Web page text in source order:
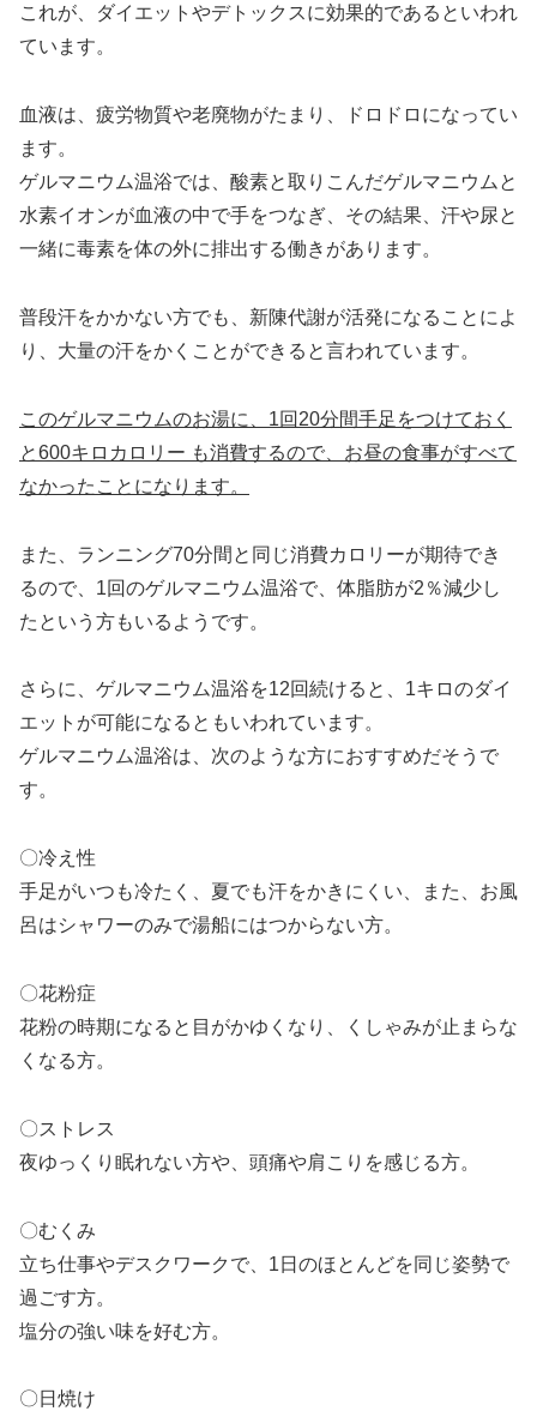
これが、ダイエットやデトックスに効果的であるといわれ
ています。
血液は、疲労物質や老廃物がたまり、ドロドロになってい
ます。
ゲルマニウム温浴では、酸素と取りこんだゲルマニウムと
水素イオンが血液の中で手をつなぎ、その結果、汗や尿と
一緒に毒素を体の外に排出する働きがあります。
普段汗をかかない方でも、新陳代謝が活発になることによ
り、大量の汗をかくことができると言われています。
このゲルマニウムのお湯に、1回20分間手足をつけておく
と600キロカロリー も消費するので、お昼の食事がすべて
なかったことになります。
また、ランニング70分間と同じ消費カロリーが期待でき
るので、1回のゲルマニウム温浴で、体脂肪が2％減少し
たという方もいるようです。
さらに、ゲルマニウム温浴を12回続けると、1キロのダイ
エットが可能になるともいわれています。
ゲルマニウム温浴は、次のような方におすすめだそうで
す。
〇冷え性
手足がいつも冷たく、夏でも汗をかきにくい、また、お風
呂はシャワーのみで湯船にはつからない方。
〇花粉症
花粉の時期になると目がかゆくなり、くしゃみが止まらな
くなる方。
〇ストレス
夜ゆっくり眠れない方や、頭痛や肩こりを感じる方。
〇むくみ
立ち仕事やデスクワークで、1日のほとんどを同じ姿勢で
過ごす方。
塩分の強い味を好む方。
〇日焼け